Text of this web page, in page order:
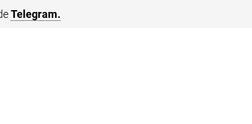
Telegram.